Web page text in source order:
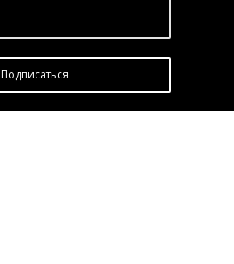
Подписатьcя